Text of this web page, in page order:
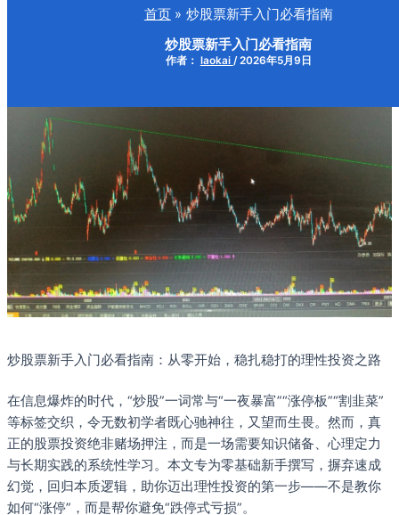
首页 炒股票新手入门必看指南
炒股票新手入门必看指南
作者： laokai /2026年5月9日
炒股票新手入门必看指南：从零开始，稳扎稳打的理性投资之路
在信息爆炸的时代，“炒股”一词常与“一夜暴富”“涨停板”“割韭菜”
等标签交织，令无数初学者既心驰神往，又望而生畏。然而，真
正的股票投资绝非赌场押注，而是一场需要知识储备、心理定力
与长期实践的系统性学习。本文专为零基础新手撰写，摒弃速成
幻觉，回归本质逻辑，助你迈出理性投资的第一步——不是教你
如何“涨停”，而是帮你避免“跌停式亏损”。